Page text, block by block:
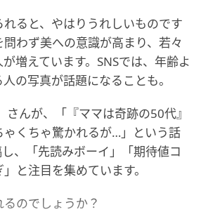
ると、やはりうれしいものです
わず美への意識が高まり、若々
増えています。SNSでは、年齢よ
の写真が話題になることも。
んが、「『ママは奇跡の50代』
ゃくちゃ驚かれるが…」という話
、「先読みボーイ」「期待値コ
と注目を集めています。
のでしょうか？